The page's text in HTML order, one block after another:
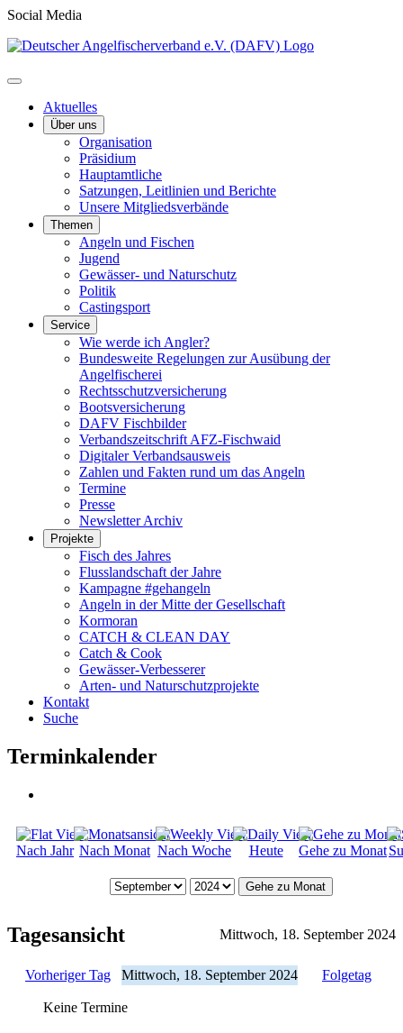
Social Media
Aktuelles
Über uns
Organisation
Präsidium
Hauptamtliche
Satzungen, Leitlinien und Berichte
Unsere Mitgliedsverbände
Themen
Angeln und Fischen
Jugend
Gewässer- und Naturschutz
Politik
Castingsport
Service
Wie werde ich Angler?
Bundesweite Regelungen zur Ausübung der
Angelfischerei
Rechtsschutzversicherung
Bootsversicherung
DAFV Fischbilder
Verbandszeitschrift AFZ-Fischwaid
Digitaler Verbandsausweis
Zahlen und Fakten rund um das Angeln
Termine
Presse
Newsletter Archiv
Projekte
Fisch des Jahres
Flusslandschaft der Jahre
Kampagne #gehangeln
Angeln in der Mitte der Gesellschaft
Kormoran
CATCH & CLEAN DAY
Catch & Cook
Gewässer-Verbesserer
Arten- und Naturschutzprojekte
Kontakt
Suche
Terminkalender
Nach Jahr Nach Monat Nach Woche Heute Gehe zu Monat
Gehe zu Monat
Tagesansicht Mittwoch, 18. September 2024
Vorheriger Tag Mittwoch, 18. September 2024 Folgetag
Keine Termine